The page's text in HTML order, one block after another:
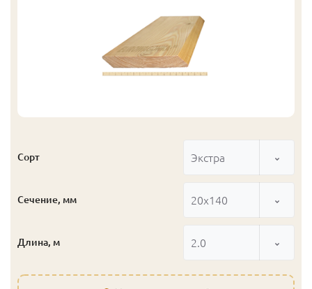
Сорт Экстра
Сечение, мм 20x140
Длина, м 2.0